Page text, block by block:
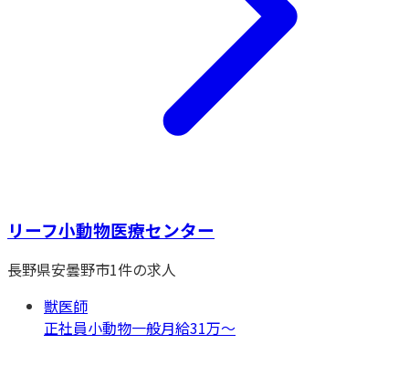
リーフ小動物医療センター
長野県安曇野市1件の求人
獣医師
正社員小動物一般月給31万〜